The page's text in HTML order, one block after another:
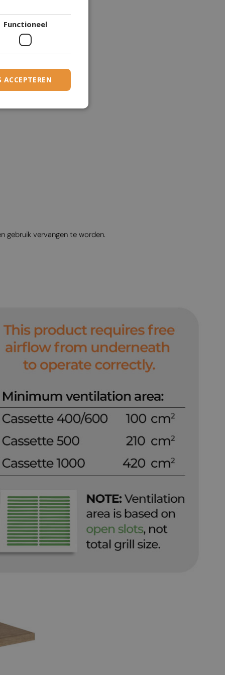
gebruik vervangen te worden.
DUTCH
FRENCH
GERMAN
GREEK
SERBIAN
SLOVAK
SLOVENIAN
SWEDISH
TURKISH
UKRAINIAN
Functioneel
ACCEPTEREN